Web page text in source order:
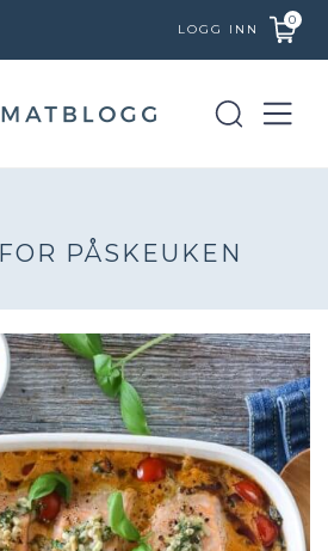
LOGG INN
0
PÅSKEUKEN